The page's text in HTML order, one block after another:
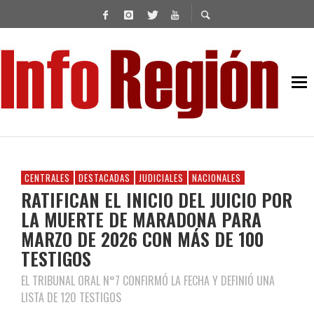
CENTRALES DESTACADAS JUDICIALES NACIONALES
RATIFICAN EL INICIO DEL JUICIO POR
LA MUERTE DE MARADONA PARA
MARZO DE 2026 CON MÁS DE 100
TESTIGOS
EL TRIBUNAL ORAL N°7 CONFIRMÓ LA FECHA Y DEFINIÓ UNA
LISTA DE 120 TESTIGOS